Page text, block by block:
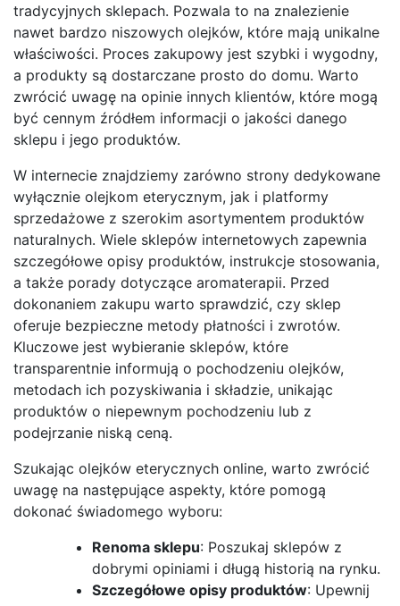
tradycyjnych sklepach. Pozwala to na znalezienie
nawet bardzo niszowych olejków, które mają unikalne
właściwości. Proces zakupowy jest szybki i wygodny,
a produkty są dostarczane prosto do domu. Warto
zwrócić uwagę na opinie innych klientów, które mogą
być cennym źródłem informacji o jakości danego
sklepu i jego produktów.
W internecie znajdziemy zarówno strony dedykowane
wyłącznie olejkom eterycznym, jak i platformy
sprzedażowe z szerokim asortymentem produktów
naturalnych. Wiele sklepów internetowych zapewnia
szczegółowe opisy produktów, instrukcje stosowania,
a także porady dotyczące aromaterapii. Przed
dokonaniem zakupu warto sprawdzić, czy sklep
oferuje bezpieczne metody płatności i zwrotów.
Kluczowe jest wybieranie sklepów, które
transparentnie informują o pochodzeniu olejków,
metodach ich pozyskiwania i składzie, unikając
produktów o niepewnym pochodzeniu lub z
podejrzanie niską ceną.
Szukając olejków eterycznych online, warto zwrócić
uwagę na następujące aspekty, które pomogą
dokonać świadomego wyboru:
Renoma sklepu: Poszukaj sklepów z
dobrymi opiniami i długą historią na rynku.
Szczegółowe opisy produktów: Upewnij